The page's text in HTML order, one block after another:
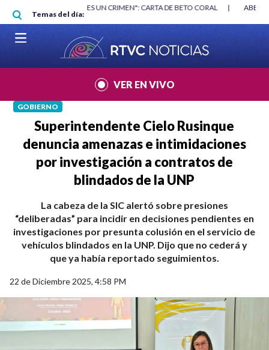
Pasar al contenido principal
Temas del día:
"HABLAR NO ES UN CRIMEN": CARTA DE BETO CORAL
VER EN VIVO
GOBIERNO
Superintendente Cielo Rusinque
denuncia amenazas e intimidaciones
por investigación a contratos de
blindados de la UNP
La cabeza de la SIC alertó sobre presiones
“deliberadas” para incidir en decisiones pendientes en
investigaciones por presunta colusión en el servicio de
vehículos blindados en la UNP. Dijo que no cederá y
que ya había reportado seguimientos.
22 de Diciembre 2025, 4:58 PM